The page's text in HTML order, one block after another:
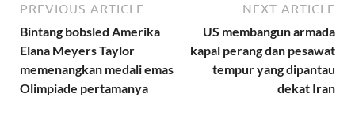
PREVIOUS ARTICLE
Bintang bobsled Amerika
Elana Meyers Taylor
memenangkan medali emas
Olimpiade pertamanya
NEXT ARTICLE
US membangun armada
kapal perang dan pesawat
tempur yang dipantau
dekat Iran